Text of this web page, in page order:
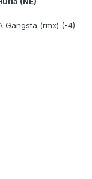
Gangsta (rmx) (-4)